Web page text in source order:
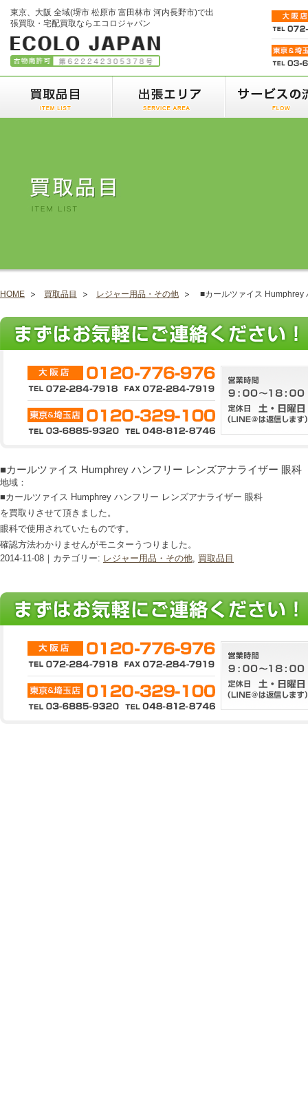
東京、大阪 全域(堺市 松原市 富田林市 河内長野市)で出
張買取・宅配買取ならエコロジャパン
HOME 買取品目 レジャー用品・その他 ■カールツァイス Humphrey
■カールツァイス Humphrey ハンフリー レンズアナライザー 眼科
地域：
■カールツァイス Humphrey ハンフリー レンズアナライザー 眼科
を買取りさせて頂きました。
眼科で使用されていたものです。
確認方法わかりませんがモニターうつりました。
2014-11-08｜カテゴリー: レジャー用品・その他, 買取品目